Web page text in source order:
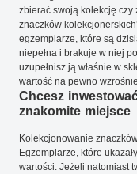
zbierać swoją kolekcję czy
znaczków
egzemplarze, które są
niepełna i brakuje w niej
uzupełnisz ją właśnie w
wartość na pewno
Chcesz
znakomite miejsce
Kolekcjonowanie
Egzemplarze, które
wartości. Jeżeli natomiast